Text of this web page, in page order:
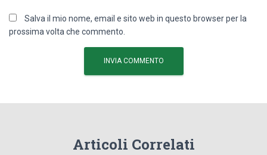
Salva il mio nome, email e sito web in questo browser per la
prossima volta che commento.
Articoli Correlati